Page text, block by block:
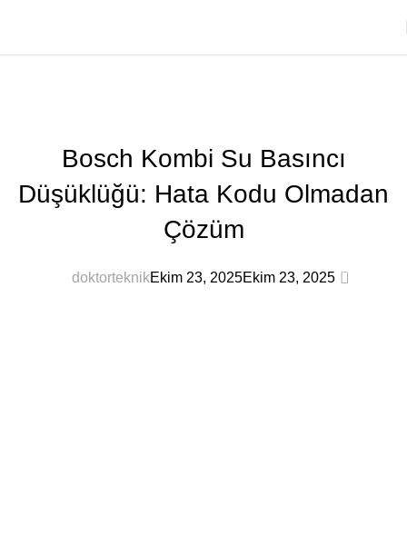
Bosch Kombi Su Basıncı
Düşüklüğü: Hata Kodu Olmadan
Çözüm
doktorteknikEkim 23, 2025Ekim 23, 2025 0